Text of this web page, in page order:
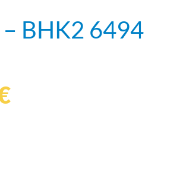
BHK2 6494